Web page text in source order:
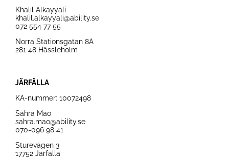
Khalil Alkayyali
khalil.alkayyali@ability.se
072 554 77 55
Norra Stationsgatan 8A
281 48 Hässleholm
JÄRFÄLLA
KA-nummer: 10072498
Sahra Mao
sahra.mao@ability.se
070-096 98 41
Sturevägen 3
17752 Järfälla